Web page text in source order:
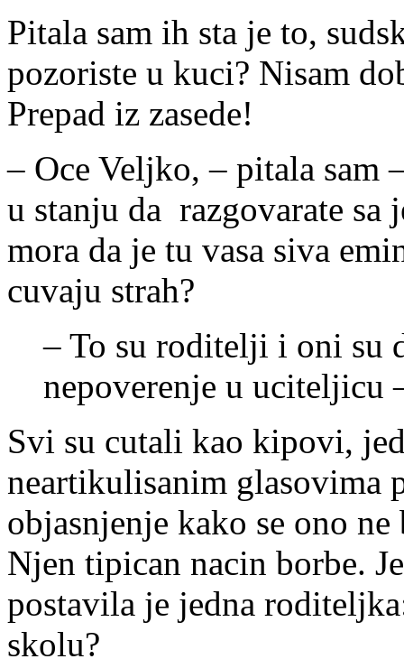
Pitala sam ih sta je to,
pozoriste u kuci? Nisam
Prepad iz zasede!
– Oce Veljko, – pitala sam
u stanju da razgovarate sa
mora da je tu vasa siva
cuvaju strah?
– To su roditelji i oni su
nepoverenje u uciteljicu
Svi su cutali kao kipovi,
neartikulisanim glasovima
objasnjenje kako se ono
Njen tipican nacin borbe.
postavila je jedna
skolu?